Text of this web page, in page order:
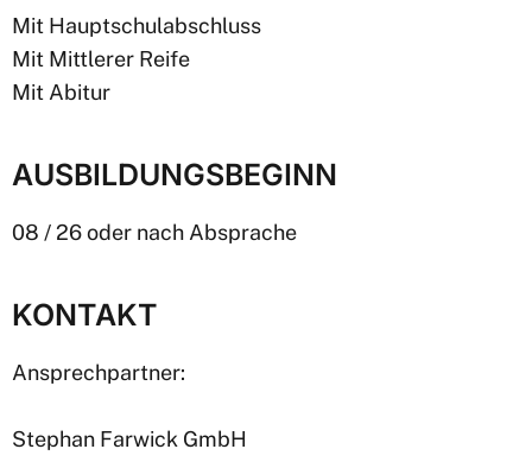
Mit Hauptschulabschluss
Mit Mittlerer Reife
Mit Abitur
AUSBILDUNGSBEGINN
08 / 26 oder nach Absprache
KONTAKT
Ansprechpartner:
Stephan Farwick GmbH